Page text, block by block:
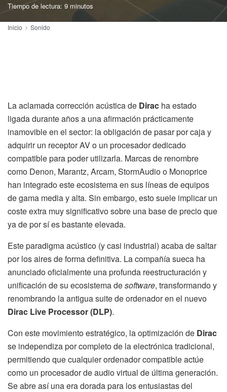
Tiempo de lectura: 9 minutos
Inicio Sonido
La aclamada corrección acústica de Dirac ha estado
ligada durante años a una afirmación prácticamente
inamovible en el sector: la obligación de pasar por caja y
adquirir un receptor AV o un procesador dedicado
compatible para poder utilizarla. Marcas de renombre
como Denon, Marantz, Arcam, StormAudio o Monoprice
han integrado este ecosistema en sus líneas de equipos
de gama media y alta. Sin embargo, esto suele implicar un
coste extra muy significativo sobre una base de precio que
ya de por sí es bastante elevada.
Este paradigma acústico (y casi industrial) acaba de saltar
por los aires de forma definitiva. La compañía sueca ha
anunciado oficialmente una profunda reestructuración y
unificación de su ecosistema desoftware, transformando y
renombrando la antigua suite de ordenador en el nuevo
Dirac Live Processor (DLP).
Con este movimiento estratégico, la optimización de Dirac
se independiza por completo de la electrónica tradicional,
permitiendo que cualquier ordenador compatible actúe
como un procesador de audio virtual de última generación.
Se abre así una era dorada para los entusiastas del